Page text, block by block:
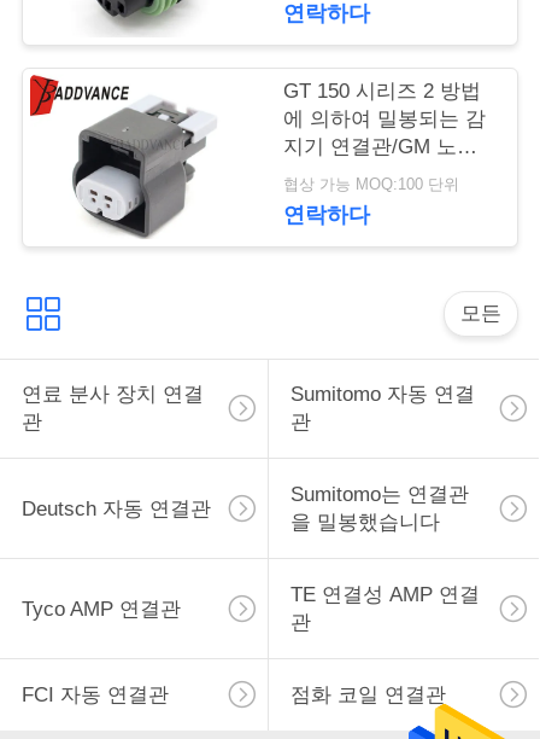
문
세
요
사
이
트
맵
개
연락하다
GT 150 시리즈 2 방법
에 의하여 밀봉되는 감
지기 연결관/GM 노크
감지기 연결관
15374222
협상 가능 MOQ:100 단위
연락하다
모든
연료 분사 장치 연결
관
Sumitomo 자동 연결
관
Deutsch 자동 연결관
Sumitomo는 연결관
을 밀봉했습니다
Tyco AMP 연결관
TE 연결성 AMP 연결
관
FCI 자동 연결관 점화 코일 연결관